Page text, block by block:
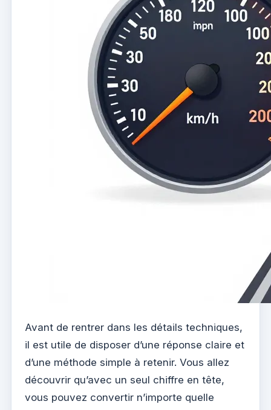
Avant de rentrer dans les détails techniques,
il est utile de disposer d’une réponse claire et
d’une méthode simple à retenir. Vous allez
découvrir qu’avec un seul chiffre en tête,
vous pouvez convertir n’importe quelle